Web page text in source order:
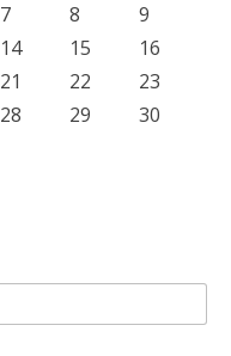
7 8
9
14 15
16
21 22
23
28 29
30